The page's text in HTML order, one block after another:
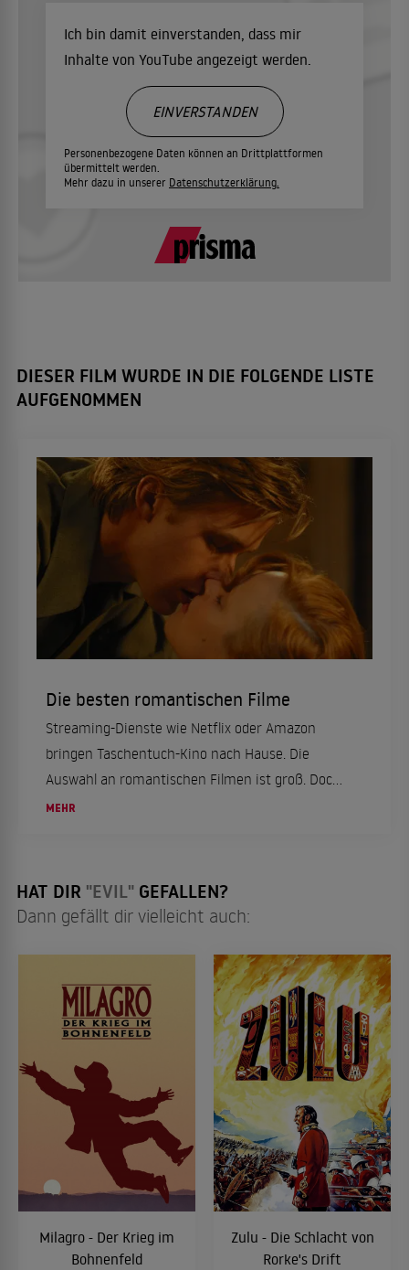
Ich bin damit einverstanden, dass mir
Inhalte von YouTube angezeigt werden.
Personenbezogene Daten können an Drittplattformen
übermittelt werden.
Mehr dazu in unserer Datenschutzerklärung.
EINVERSTANDEN
DIESER FILM WURDE IN DIE FOLGENDE LISTE
AUFGENOMMEN
Die besten romantischen Filme
Streaming-Dienste wie Netflix oder Amazon
bringen Taschentuch-Kino nach Hause. Die
Auswahl an romantischen Filmen ist groß. Doch
was sind die besten Liebesfilme? Und welche
MEHR
HAT DIR "EVIL" GEFALLEN?
Dann gefällt dir vielleicht auch:
Milagro - Der Krieg im
Bohnenfeld
Zulu - Die Schlacht von
Rorke's Drift